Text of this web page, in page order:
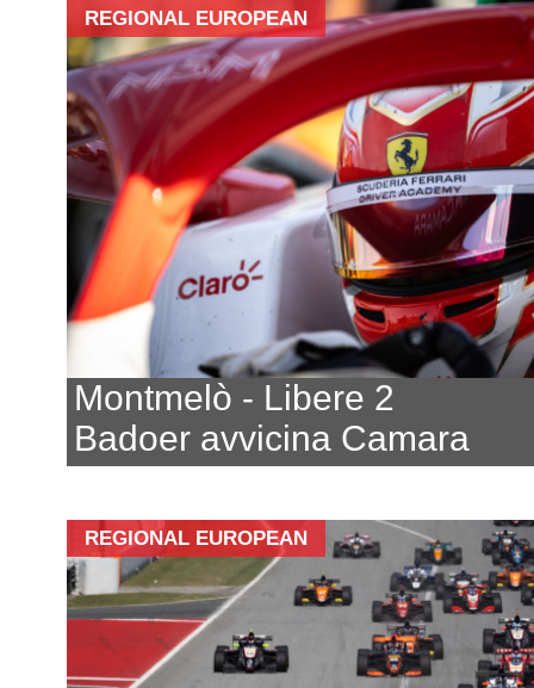
REGIONAL EUROPEAN
Montmelò - Libere 2
Badoer avvicina Camara
REGIONAL EUROPEAN